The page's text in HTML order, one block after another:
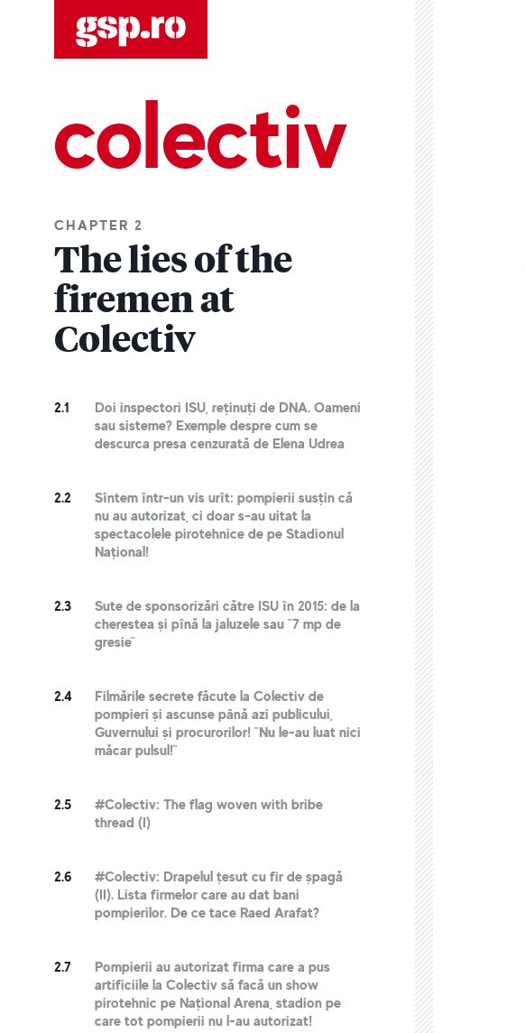
colectiv
CHAPTER 2
The lies of the
firemen at
Colectiv
2.1
Doi inspectori ISU, reținuți de DNA. Oameni
sau sisteme? Exemple despre cum se
descurca presa cenzurată de Elena Udrea
2.2
Sîntem într-un vis urît: pompierii susțin că
nu au autorizat, ci doar s-au uitat la
spectacolele pirotehnice de pe Stadionul
Național!
2.3
Sute de sponsorizări către ISU în 2015: de la
cherestea și pînă la jaluzele sau ”7 mp de
gresie”
2.4
Filmările secrete făcute la Colectiv de
pompieri și ascunse până azi publicului,
Guvernului și procurorilor! ”Nu le-au luat nici
măcar pulsul!”
2.5
#Colectiv: The flag woven with bribe
thread (I)
2.6
#Colectiv: Drapelul țesut cu fir de șpagă
(II). Lista firmelor care au dat bani
pompierilor. De ce tace Raed Arafat?
2.7
Pompierii au autorizat firma care a pus
artificiile la Colectiv să facă un show
pirotehnic pe Național Arena, stadion pe
care tot pompierii nu l-au autorizat!